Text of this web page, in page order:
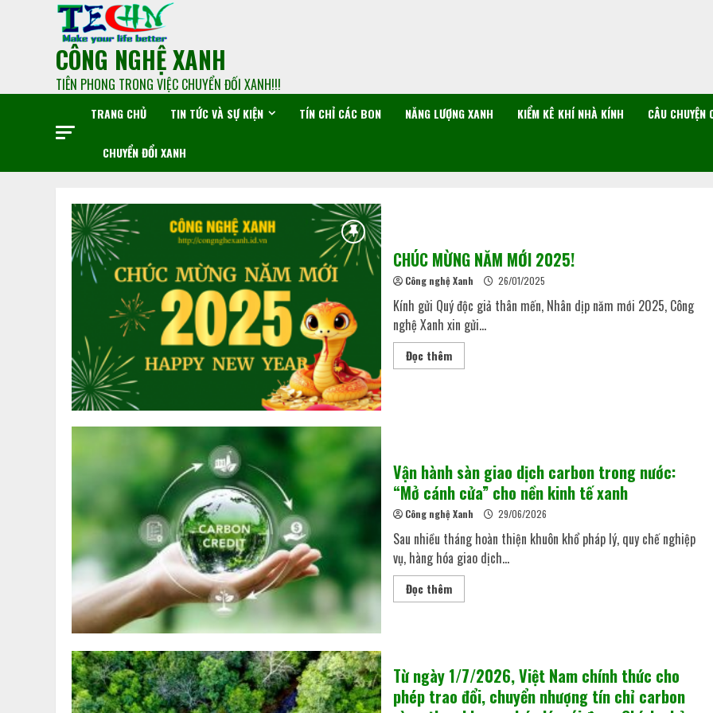
CÔNG NGHỆ XANH
TIÊN PHONG TRONG VIỆC CHUYỂN ĐỐI XANH!!!
TRANG CHỦ TIN TỨC VÀ SỰ KIỆN TÍN CHỈ CÁC BON NĂNG LƯỢNG XANH KIỂM KÊ KHÍ NHÀ KÍNH CÂU CHUYỆN
CHUYỂN ĐỔI XANH
CHÚC MỪNG NĂM MỚI 2025!
Công nghệ Xanh 26/01/2025
Kính gửi Quý độc giả thân mến, Nhân dịp năm mới 2025, Công
nghệ Xanh xin gửi...
Đọc thêm
Vận hành sàn giao dịch carbon trong nước:
“Mở cánh cửa” cho nền kinh tế xanh
Công nghệ Xanh 29/06/2026
Sau nhiều tháng hoàn thiện khuôn khổ pháp lý, quy chế nghiệp
vụ, hàng hóa giao dịch...
Đọc thêm
Từ ngày 1/7/2026, Việt Nam chính thức cho
phép trao đổi, chuyển nhượng tín chỉ carbon